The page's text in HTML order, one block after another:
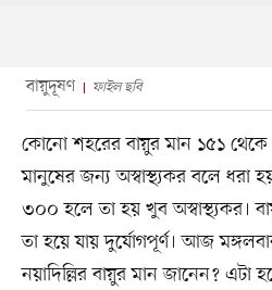
বায়ুদূষণ ফাইল ছবি
কোনো শহরের বায়ুর মান ১৫১
মানুষের জন্য অস্বাস্থ্যকর বলে
৩০০ হলে তা হয় খুব অস্বাস্থ্যকর।
তা হয়ে যায় দুর্যোগপূর্ণ। আজ
নয়াদিল্লির বায়ুর মান জানেন?